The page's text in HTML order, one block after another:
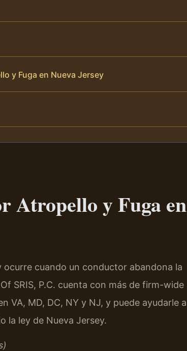
y Fuga en Nueva Jersey
Atropello y Fuga en
cuando un conductor abandona la
SRIS, P.C. cuenta con más de firm-wide
VA, MD, DC, NY y NJ, y puede ayudarle a
la ley de Nueva Jersey.